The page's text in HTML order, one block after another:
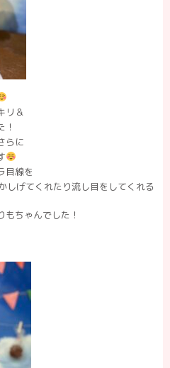
リ＆
らに
目線を
しげてくれたり流し目をしてくれる
ちゃんでした！